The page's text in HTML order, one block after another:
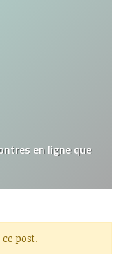
en ligne que
post.